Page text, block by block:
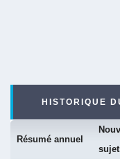
HISTORIQUE
Résumé annuel